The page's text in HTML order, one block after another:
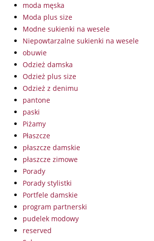
moda męska
Moda plus size
Modne sukienki na wesele
Niepowtarzalne sukienki na wesele
obuwie
Odzież damska
Odzież plus size
Odzież z denimu
pantone
paski
Piżamy
Płaszcze
płaszcze damskie
płaszcze zimowe
Porady
Porady stylistki
Portfele damskie
program partnerski
pudelek modowy
reserved